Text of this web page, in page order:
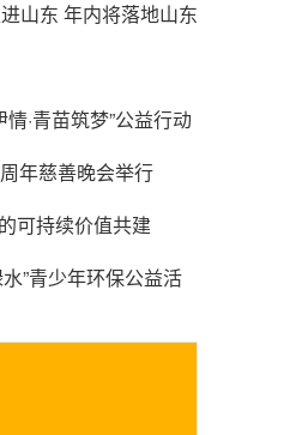
山东 年内将落地山东
·青苗筑梦”公益行动
年慈善晚会举行
可持续价值共建
”青少年环保公益活